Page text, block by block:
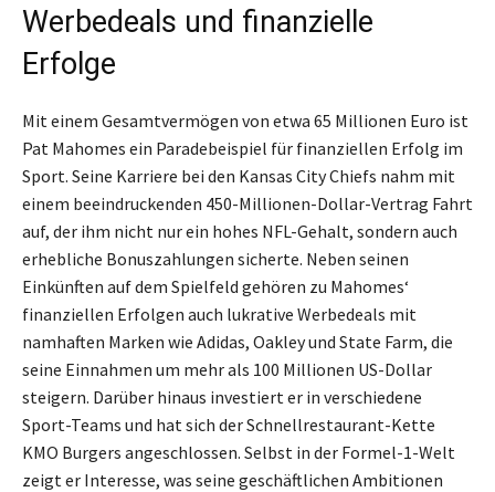
Werbedeals und finanzielle
Erfolge
Mit einem Gesamtvermögen von etwa 65 Millionen Euro ist
Pat Mahomes ein Paradebeispiel für finanziellen Erfolg im
Sport. Seine Karriere bei den Kansas City Chiefs nahm mit
einem beeindruckenden 450-Millionen-Dollar-Vertrag Fahrt
auf, der ihm nicht nur ein hohes NFL-Gehalt, sondern auch
erhebliche Bonuszahlungen sicherte. Neben seinen
Einkünften auf dem Spielfeld gehören zu Mahomes‘
finanziellen Erfolgen auch lukrative Werbedeals mit
namhaften Marken wie Adidas, Oakley und State Farm, die
seine Einnahmen um mehr als 100 Millionen US-Dollar
steigern. Darüber hinaus investiert er in verschiedene
Sport-Teams und hat sich der Schnellrestaurant-Kette
KMO Burgers angeschlossen. Selbst in der Formel-1-Welt
zeigt er Interesse, was seine geschäftlichen Ambitionen